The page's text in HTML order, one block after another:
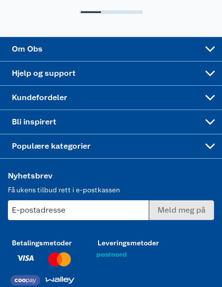
Om Obs
Hjelp og support
Kundefordeler
Bli inspirert
Populære kategorier
Nyhetsbrev
Få ukens tilbud rett i e-postkassen
E-postadresse Meld meg på
Betalingsmetoder Leveringsmetoder